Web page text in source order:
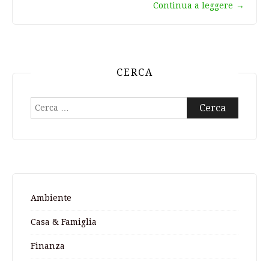
Continua a leggere →
CERCA
Ricerca
per:
Ambiente
Casa & Famiglia
Finanza